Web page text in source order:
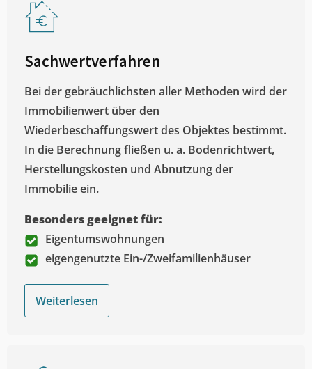
Sachwertverfahren
Bei der gebräuchlichsten aller Methoden wird der
Immobilienwert über den
Wiederbeschaffungswert des Objektes bestimmt.
In die Berechnung fließen u. a. Bodenrichtwert,
Herstellungskosten und Abnutzung der
Immobilie ein.
Besonders geeignet für:
Eigentumswohnungen
eigengenutzte Ein-/Zweifamilienhäuser
Weiterlesen